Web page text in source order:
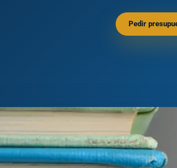
Pedir